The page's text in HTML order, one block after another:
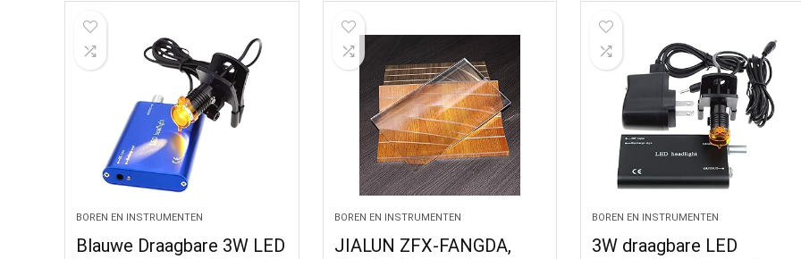
BOREN EN INSTRUMENTEN
Blauwe Draagbare 3W LED
BOREN EN INSTRUMENTEN
JIALUN ZFX-FANGDA,
BOREN EN INSTRUMENTEN
3W draagbare LED